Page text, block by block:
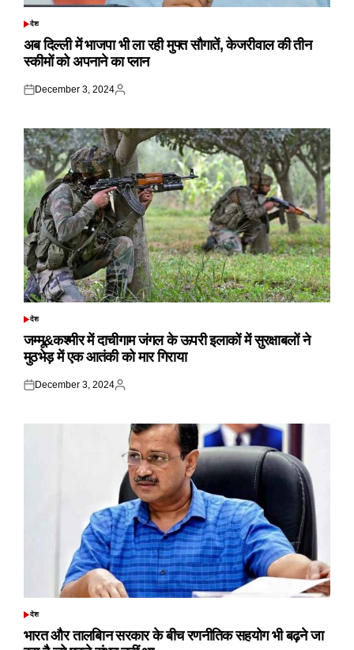
POSTED
देश
अब दिल्ली में भाजपा भी ला रही मुफ्त सौगातें, केजरीवाल की तीन
स्कीमों को अपनाने का प्लान
Posted
December 3, 2024
Posted
POSTED
देश
जम्मू&कश्मीर में दाचीगाम जंगल के ऊपरी इलाकों में सुरक्षाबलों ने
मुठभेड़ में एक आतंकी को मार गिराया
Posted
December 3, 2024
Posted
POSTED
देश
भारत और तालबिान सरकार के बीच रणनीतिक सहयोग भी बढ़ने जा